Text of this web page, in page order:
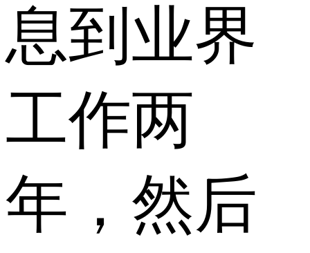
息到业界
工作两
年，然后